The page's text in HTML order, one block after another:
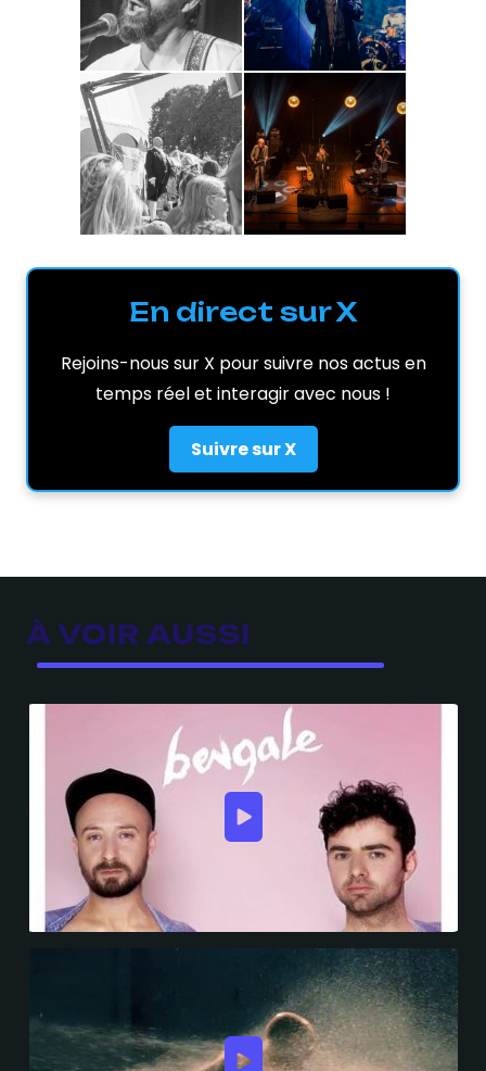
En direct sur X
Rejoins-nous sur X pour suivre nos actus en
temps réel et interagir avec nous !
Suivre sur X
À VOIR AUSSI